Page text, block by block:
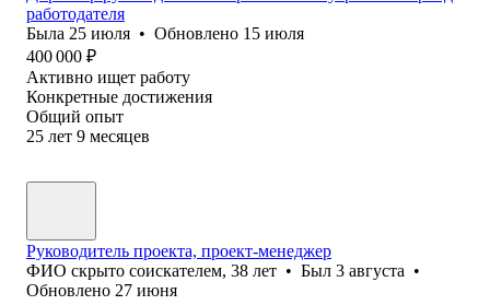
работодателя
Была 25 июля • Обновлено 15 июля
400 000 ₽
Активно ищет работу
Конкретные достижения
Общий опыт
25 лет 9 месяцев
Руководитель проекта, проект-менеджер
ФИО скрыто соискателем, 38 лет • Был 3 августа •
Обновлено 27 июня